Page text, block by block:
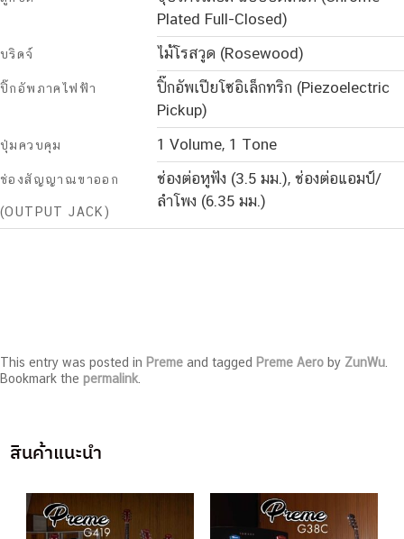
Plated Full-Closed)
บริดจ์ ไม้โรสวูด (Rosewood)
ปิ๊กอัพภาคไฟฟ้า
ปิ๊กอัพเปียโซอิเล็กทริก (Piezoelectric
Pickup)
ปุ่มควบคุม 1 Volume, 1 Tone
ช่องสัญญาณขาออก
(OUTPUT JACK)
ช่องต่อหูฟัง (3.5 มม.), ช่องต่อแอมป์/
ลำโพง (6.35 มม.)
This entry was posted in Preme and tagged Preme Aero by ZunWu
Bookmark the permalink
สินค้าแนะนำ